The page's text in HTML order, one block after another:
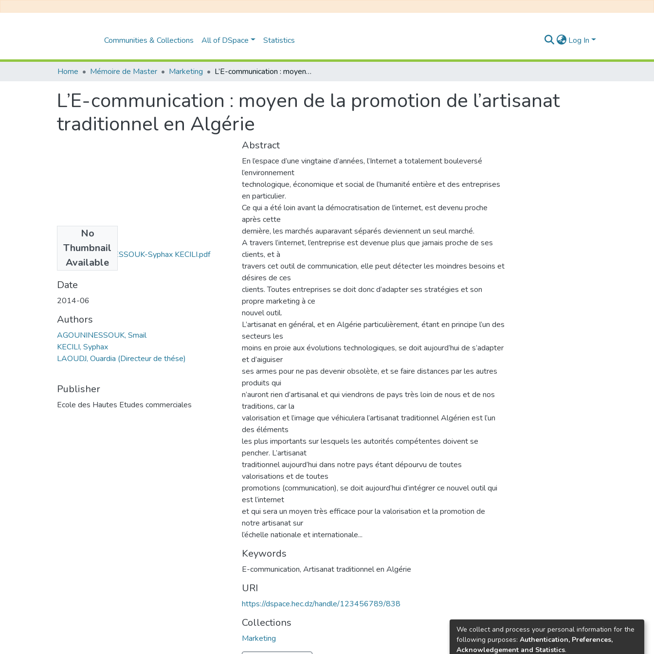
Communities & Collections All of DSpace Statistics Log In
Home Mémoire de Master Marketing L’E-communication : moyen de la promotion de l’artisanat traditionnel en Algérie
L’E-communication : moyen de la promotion de l’artisanat
traditionnel en Algérie
No
Thumbnail
Available
Smail AGOUNINESSOUK-Syphax KECILI.pdf
(2.44 MB)
Date
2014-06
Authors
AGOUNINESSOUK, Smail
KECILI, Syphax
LAOUDJ, Ouardia (Directeur de thése)
Publisher
Ecole des Hautes Etudes commerciales
Abstract
En l’espace d’une vingtaine d’années, l’Internet a totalement bouleversé
l’environnement
technologique, économique et social de l’humanité entière et des entreprises
en particulier.
Ce qui a été loin avant la démocratisation de l’internet, est devenu proche
après cette
dernière, les marchés auparavant séparés deviennent un seul marché.
A travers l’internet, l’entreprise est devenue plus que jamais proche de ses
clients, et à
travers cet outil de communication, elle peut détecter les moindres besoins et
désires de ces
clients. Toutes entreprises se doit donc d’adapter ses stratégies et son
propre marketing à ce
nouvel outil.
L’artisanat en général, et en Algérie particulièrement, étant en principe l’un des
secteurs les
moins en proie aux évolutions technologiques, se doit aujourd’hui de s’adapter
et d’aiguiser
ses armes pour ne pas devenir obsolète, et se faire distances par les autres
produits qui
n’auront rien d’artisanal et qui viendrons de pays très loin de nous et de nos
traditions, car la
valorisation et l’image que véhiculera l’artisanat traditionnel Algérien est l’un
des éléments
les plus importants sur lesquels les autorités compétentes doivent se
pencher. L’artisanat
traditionnel aujourd’hui dans notre pays étant dépourvu de toutes
valorisations et de toutes
promotions (communication), se doit aujourd’hui d’intégrer ce nouvel outil qui
est l’internet
et qui sera un moyen très efficace pour la valorisation et la promotion de
notre artisanat sur
l’échelle nationale et internationale...
Keywords
E-communication, Artisanat traditionnel en Algérie
URI
https://dspace.hec.dz/handle/123456789/838
Collections
Marketing
We collect and process your personal information for the
following purposes: Authentication, Preferences,
Acknowledgement and Statistics.